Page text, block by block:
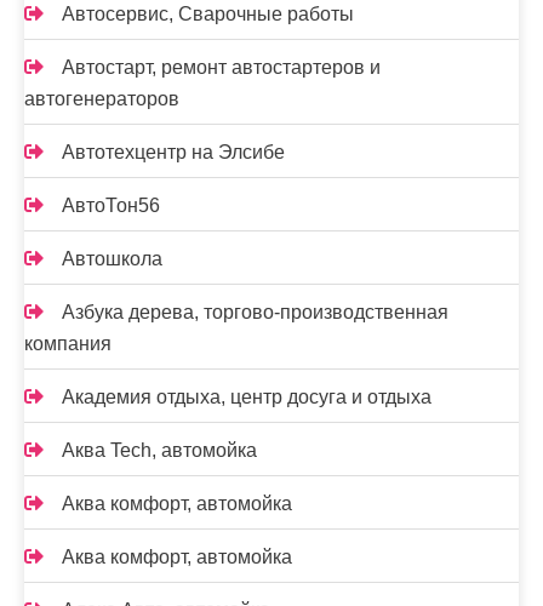
Автосервис, Сварочные работы
Автостарт, ремонт автостартеров и
автогенераторов
Автотехцентр на Элсибе
АвтоТон56
Автошкола
Азбука дерева, торгово-производственная
компания
Академия отдыха, центр досуга и отдыха
Аква Tech, автомойка
Аква комфорт, автомойка
Аква комфорт, автомойка